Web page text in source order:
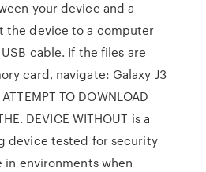
your device and a
the device to a computer
cable. If the files are
card, navigate: Galaxy J3
TO DOWNLOAD
DEVICE WITHOUT is a
device tested for security
environments when